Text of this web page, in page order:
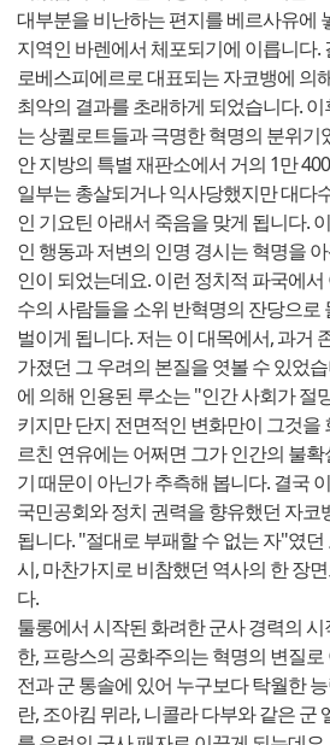
대부분을 비난하는 편지를 베르사유에
지역인 바렌에서 체포되기에 이릅니다.
로베스피에르로 대표되는 자코뱅에 의
최악의 결과를 초래하게 되었습니다.
는 상퀼로트들과 극명한 혁명의 분위기
안 지방의 특별 재판소에서 거의 1만
일부는 총살되거나 익사당했지만 대다
인 기요틴 아래서 죽음을 맞게 됩니다.
인 행동과 저변의 인명 경시는 혁명을
인이 되었는데요. 이런 정치적 파국에
수의 사람들을 소위 반혁명의 잔당으로
벌이게 됩니다. 저는 이 대목에서, 과거
가졌던 그 우려의 본질을 엿볼 수 있었
에 의해 인용된 루소는 "인간 사회가 절
키지만 단지 전면적인 변화만이 그것을
르친 연유에는 어쩌면 그가 인간의 불
기 때문이 아닌가 추측해 봅니다. 결국
국민공회와 정치 권력을 향유했던 자코
됩니다. "절대로 부패할 수 없는 자"였
시, 마찬가지로 비참했던 역사의 한 장
다.
툴롱에서 시작된 화려한 군사 경력의
한, 프랑스의 공화주의는 혁명의 변질
전과 군 통솔에 있어 누구보다 탁월한
란, 조아킴 뮈라, 니콜라 다부와 같은 군